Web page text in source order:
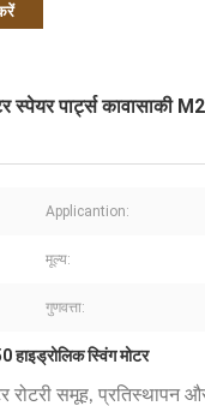
स्पेयर पार्ट्स कावासाकी
Applicantion:
मूल्य:
गुणवत्ता:
हाइड्रोलिक स्विंग मोटर
समूह, प्रतिस्थापन